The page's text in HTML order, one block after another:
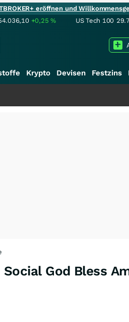
eröffnen und
+0,25% US Tech 100
Krypto Devisen Festzins
God Bless